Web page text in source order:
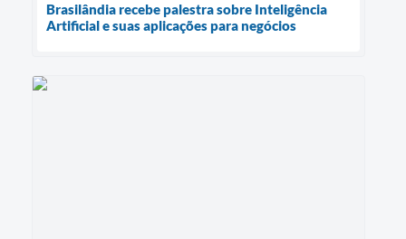
Brasilândia recebe palestra sobre Inteligência
Artificial e suas aplicações para negócios